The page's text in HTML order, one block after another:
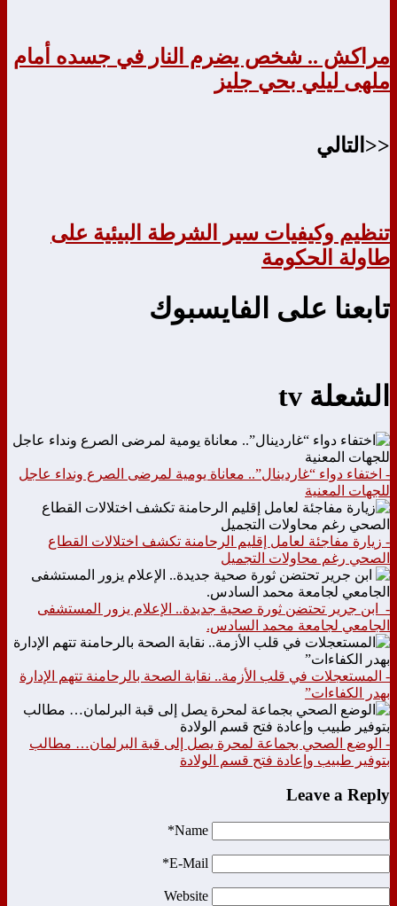
مراكش .. شخص يضرم النار في جسده أمام
ملهى ليلي بحي جليز
<<التالي
تنظيم وكيفيات سير الشرطة البيئية على
طاولة الحكومة
تابعنا على الفايسبوك
الشعلة tv
- اختفاء دواء “غاردينال”.. معاناة يومية لمرضى الصرع ونداء عاجل
للجهات المعنية
- زيارة مفاجئة لعامل إقليم الرحامنة تكشف اختلالات القطاع
الصحي رغم محاولات التجميل
- ابن جرير تحتضن ثورة صحية جديدة.. الإعلام يزور المستشفى
الجامعي لجامعة محمد السادس.
- المستعجلات في قلب الأزمة.. نقابة الصحة بالرحامنة تتهم الإدارة
بهدر الكفاءات”
- الوضع الصحي بجماعة لمحرة يصل إلى قبة البرلمان… مطالب
بتوفير طبيب وإعادة فتح قسم الولادة
Leave a Reply
Name*
E-Mail*
Website